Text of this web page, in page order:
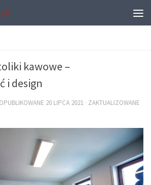
kawowe –
i design
20 LIPCA 2021 · ZAKTUALIZOWANE